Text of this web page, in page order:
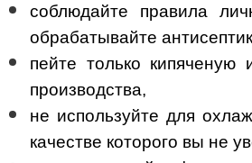
соблюдайте правила
обрабатывайте
пейте только кипяченую
производства,
не используйте для
качестве которого вы не